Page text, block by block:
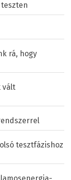
rá, hogy
vált
tesztfázishoz